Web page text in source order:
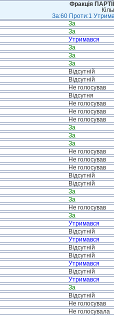
Фракція
За:60 Проти:1
За
За
Утримався
За
За
За
Відсутній
Відсутній
Не голосував
Відсутня
Не голосував
Не голосував
Не голосував
За
За
За
Не голосував
Не голосував
Не голосував
Відсутній
Відсутній
За
За
Не голосував
За
Утримався
Відсутній
Утримався
Відсутній
Відсутній
Утримався
Відсутній
Утримався
За
Відсутній
Не голосував
Не голосувала